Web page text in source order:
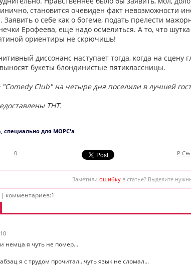
становится очевиден факт
о себе как о богеме, подать прелести
Ерофеева, еще надо осмелиться. А то, что
ориентиры не скрючишь!
диссонанс наступает тогда, когда на
букеты блондинистые пятиклассницы.
"Comedy Club" на четыре дня поселили в лучшей
ТНТ.
специально для МОРС'а
0 Р
Заметили ошибкув статье? Выделите
комментариев:1
немца я чуть не помер...
я с трудом прочитал...чуть язык не сломал...